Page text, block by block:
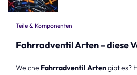
Teile & Komponenten
Fahrradventil Arten – diese
Welche Fahrradventil Artengibt es?